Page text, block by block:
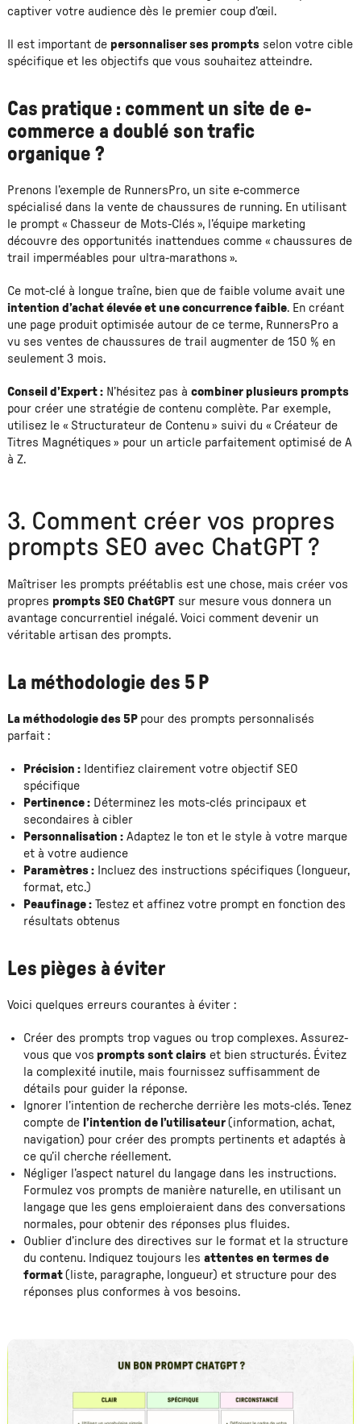
captiver votre audience dès le premier coup d’œil.
Il est important de personnaliser ses promptsselon votre cible
spécifique et les objectifs que vous souhaitez atteindre.
Cas pratique : comment un site de e-
commerce a doublé son trafic
organique ?
Prenons l’exemple de RunnersPro, un site e-commerce
spécialisé dans la vente de chaussures de running. En utilisant
le prompt « Chasseur de Mots-Clés », l’équipe marketing
découvre des opportunités inattendues comme « chaussures de
trail imperméables pour ultra-marathons ».
Ce mot-clé à longue traîne, bien que de faible volume avait une
intention d’achat élevée et une concurrence faible. En créant
une page produit optimisée autour de ce terme, RunnersPro a
vu ses ventes de chaussures de trail augmenter de 150 % en
seulement 3 mois.
Conseil d’Expert :N’hésitez pas à combiner plusieurs prompts
pour créer une stratégie de contenu complète. Par exemple,
utilisez le « Structurateur de Contenu » suivi du « Créateur de
Titres Magnétiques » pour un article parfaitement optimisé de A
à Z.
3. Comment créer vos propres
prompts SEO avec ChatGPT ?
Maîtriser les prompts préétablis est une chose, mais créer vos
propres prompts SEO ChatGPTsur mesure vous donnera un
avantage concurrentiel inégalé. Voici comment devenir un
véritable artisan des prompts.
La méthodologie des 5 P
La méthodologie des 5P pour des prompts personnalisés
parfait :
Précision :Identifiez clairement votre objectif SEO
spécifique
Pertinence :Déterminez les mots-clés principaux et
secondaires à cibler
Personnalisation :Adaptez le ton et le style à votre marque
et à votre audience
Paramètres :Incluez des instructions spécifiques (longueur,
format, etc.)
Peaufinage :Testez et affinez votre prompt en fonction des
résultats obtenus
Les pièges à éviter
Voici quelques erreurs courantes à éviter :
Créer des prompts trop vagues ou trop complexes. Assurez-
vous que vos prompts sont clairset bien structurés. Évitez
la complexité inutile, mais fournissez suffisamment de
détails pour guider la réponse.
Ignorer l’intention de recherche derrière les mots-clés. Tenez
compte de l’intention de l’utilisateur (information, achat,
navigation) pour créer des prompts pertinents et adaptés à
ce qu’il cherche réellement.
Négliger l’aspect naturel du langage dans les instructions.
Formulez vos prompts de manière naturelle, en utilisant un
langage que les gens emploieraient dans des conversations
normales, pour obtenir des réponses plus fluides.
Oublier d’inclure des directives sur le format et la structure
du contenu. Indiquez toujours les attentes en termes de
format (liste, paragraphe, longueur) et structure pour des
réponses plus conformes à vos besoins.